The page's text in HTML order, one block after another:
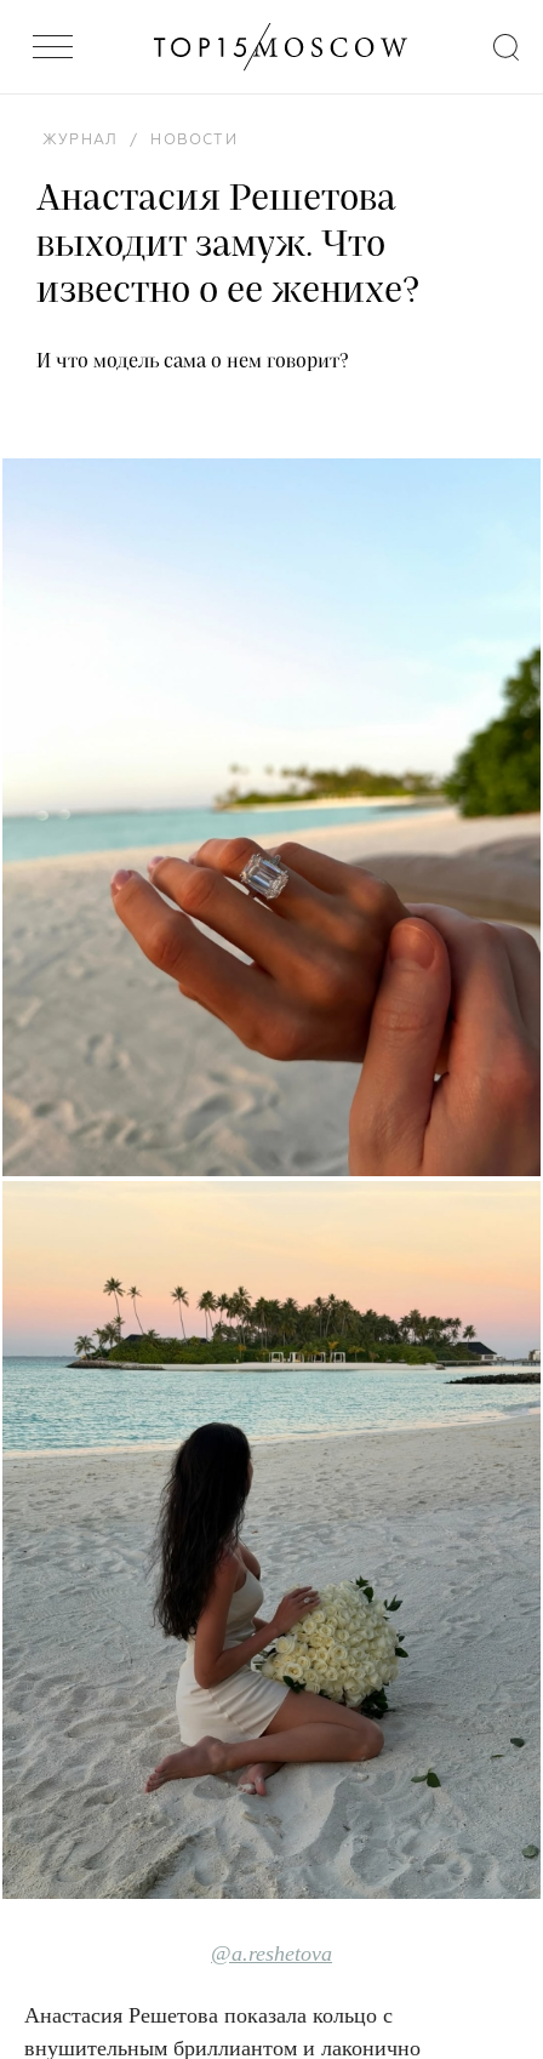
ЖУРНАЛ / НОВОСТИ
Анастасия Решетова
выходит замуж. Что
известно о ее женихе?
И что модель сама о нем говорит?
@a.reshetova
Анастасия Решетова показала кольцо с
внушительным бриллиантом и лаконично